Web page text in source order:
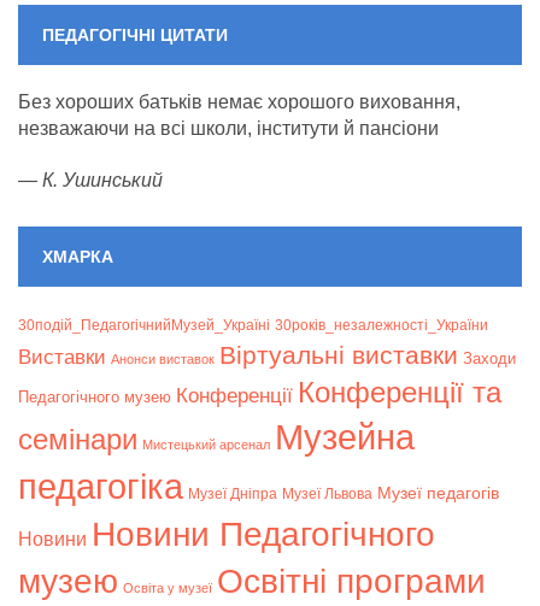
ПЕДАГОГІЧНІ ЦИТАТИ
Без хороших батьків немає хорошого виховання,
незважаючи на всі школи, інститути й пансіони
— К. Ушинський
ХМАРКА
30подій_ПедагогічнийМузей_Україні 30років_незалежності_України
Bиставки Анонси виставок Віртуальні виставки Заходи
Педагогічного музею Конференції Конференції та
семінари Мистецький арсенал Музейна
педагогіка Музеї Дніпра Музеї Львова Музеї педагогів
Новини Новини Педагогічного
музею Освіта у музеї Освітні програми